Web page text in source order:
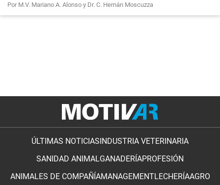
Por M.V. Mariano A. Alonso y Dr. C. Hernán Moscuzza
ÚLTIMAS NOTICIAS INDUSTRIA VETERINARIA
SANIDAD ANIMALGANADERÍAPROFESIÓN
ANIMALES DE COMPAÑÍAMANAGEMENTLECHERÍAAGRO